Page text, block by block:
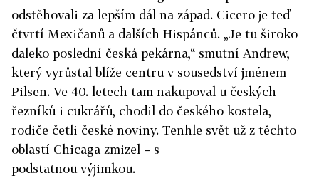
odstěhovali za lepším dál na západ. Cicero je teď
čtvrtí Mexičanů a dalších Hispánců. „Je tu široko
daleko poslední česká pekárna,“ smutní Andrew,
který vyrůstal blíže centru v sousedství jménem
Pilsen. Ve 40. letech tam nakupoval u českých
řezníků i cukrářů, chodil do českého kostela,
rodiče četli české noviny. Tenhle svět už z těchto
oblastí Chicaga zmizel – s
podstatnou výjimkou.